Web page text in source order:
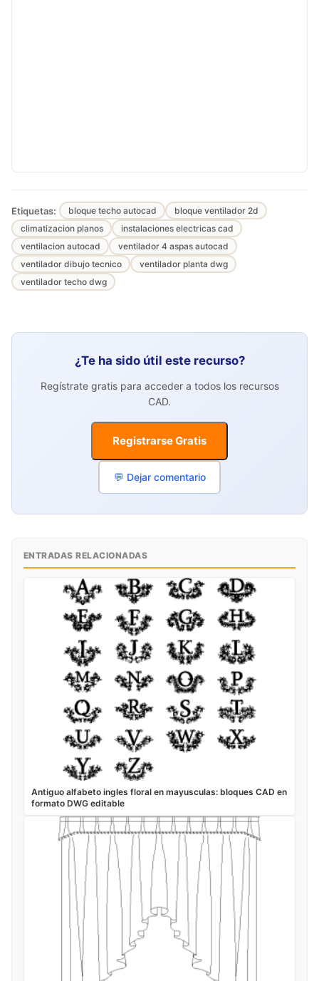
Etiquetas: bloque techo autocad
bloque ventilador 2d
climatizacion planos
instalaciones electricas cad
ventilacion autocad
ventilador 4 aspas autocad
ventilador dibujo tecnico
ventilador planta dwg
ventilador techo dwg
¿Te ha sido útil este recurso?
Regístrate gratis para acceder a todos los recursos
CAD.
Registrarse Gratis
💬 Dejar comentario
ENTRADAS RELACIONADAS
Antiguo alfabeto ingles floral en mayusculas: bloques CAD en
formato DWG editable